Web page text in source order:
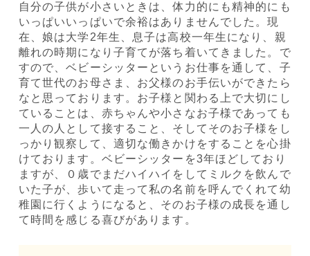
自分の子供が小さいときは、体力的にも精神的にも
いっぱいいっぱいで余裕はありませんでした。現
在、娘は大学2年生、息子は高校一年生になり、親
離れの時期になり子育てが落ち着いてきました。で
すので、ベビーシッターというお仕事を通して、子
育て世代のお母さま、お父様のお手伝いができたら
なと思っております。お子様と関わる上で大切にし
ていることは、赤ちゃんや小さなお子様であっても
一人の人として接すること、そしてそのお子様をし
っかり観察して、適切な働きかけをすることを心掛
けております。ベビーシッターを3年ほどしており
ますが、０歳でまだハイハイをしてミルクを飲んで
いた子が、歩いて走って私の名前を呼んでくれて幼
稚園に行くようになると、そのお子様の成長を通し
て時間を感じる喜びがあります。